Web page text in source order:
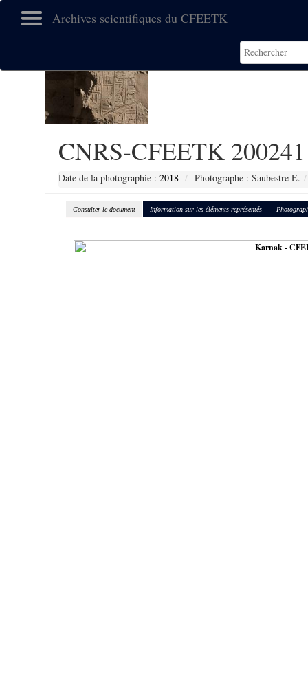
Archives scientifiques du CFEETK
CNRS-CFEETK 200241
Date de la photographie : 2018 Photographe : Saubestre E.
Consulter le document Information sur les éléments représentés